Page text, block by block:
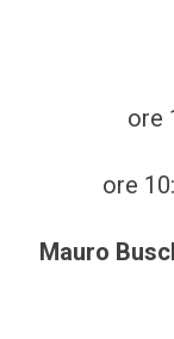
ore
ore
Mauro